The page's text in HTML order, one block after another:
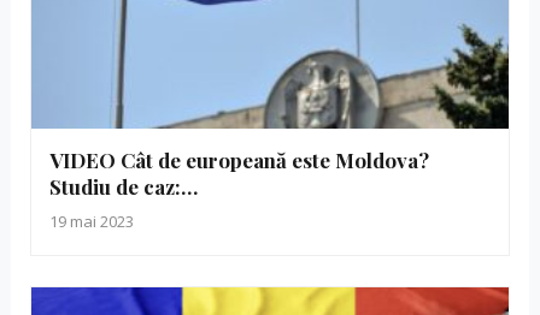
VIDEO Cât de europeană este Moldova?
Studiu de caz:…
19 mai 2023